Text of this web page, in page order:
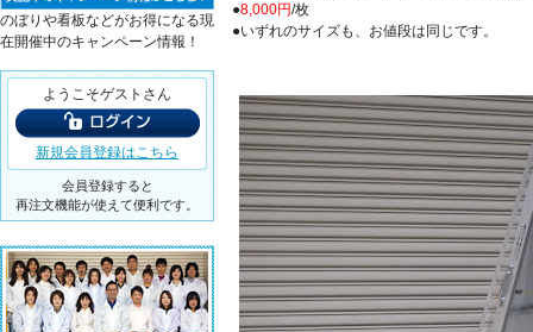
●8,000円/枚
●いずれのサイズも、お値段は同じです。
のぼりや看板などがお得になる現
在開催中のキャンペーン情報！
ようこそゲストさん
新規会員登録はこちら
会員登録すると
再注文機能が使えて便利です。